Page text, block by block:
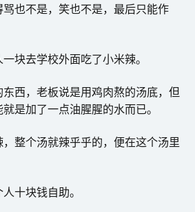
也不是，笑也不是，最后只能作
块去学校外面吃了小米辣。
西，老板说是用鸡肉熬的汤底，但
是加了一点油腥腥的水而已。
整个汤就辣乎乎的，便在这个汤里
十块钱自助。